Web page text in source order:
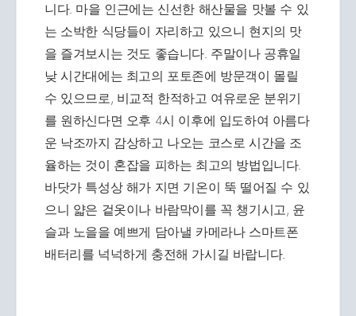
니다. 마을 인근에는 신선한 해산물을 맛볼 수 있
는 소박한 식당들이 자리하고 있으니 현지의 맛
을 즐겨보시는 것도 좋습니다. 주말이나 공휴일
낮 시간대에는 최고의 포토존에 방문객이 몰릴
수 있으므로, 비교적 한적하고 여유로운 분위기
를 원하신다면 오후 4시 이후에 입도하여 아름다
운 낙조까지 감상하고 나오는 코스로 시간을 조
율하는 것이 혼잡을 피하는 최고의 방법입니다.
바닷가 특성상 해가 지면 기온이 뚝 떨어질 수 있
으니 얇은 겉옷이나 바람막이를 꼭 챙기시고, 윤
슬과 노을을 예쁘게 담아낼 카메라나 스마트폰
배터리를 넉넉하게 충전해 가시길 바랍니다.